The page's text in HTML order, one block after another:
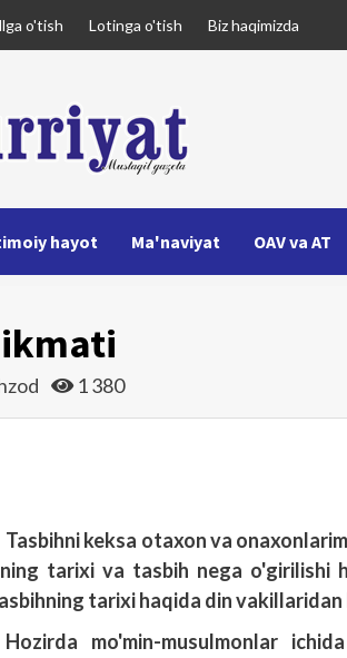
o'tish Lotinga o'tish Biz haqimizda
hayot Ma'naviyat OAV va AT
1 380
Tasbihni keksa otaxon va
tarixi va tasbih nega o'girilishi
tarixi haqida din
Hozirda mo'min-musulmonlar